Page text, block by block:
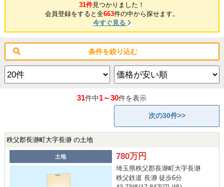
31件見つかりました！
会員登録をすると全663件の中から探せます。
今すぐ見る
条件を絞り込む
31件中1～30件を表示
次の30件>>
秩父郡長瀞町大字長瀞 の土地
土地 780万円
埼玉県秩父郡長瀞町大字長瀞
秩父鉄道 長瀞 徒歩6分